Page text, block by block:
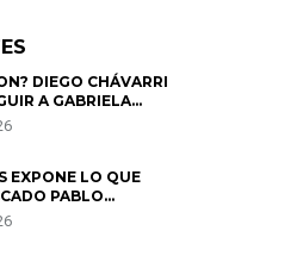
DIEGO CHÁVARRI
A GABRIELA
SU SALIDA
EXPONE LO QUE
PABLO
ALE FULLER: “UNA
QUERÍA EL